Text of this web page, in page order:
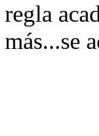
regla
más...se